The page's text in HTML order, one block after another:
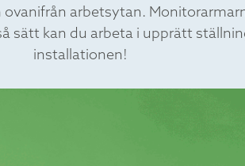
arbetsytan.
sätt kan du arbeta i upprätt
installationen!